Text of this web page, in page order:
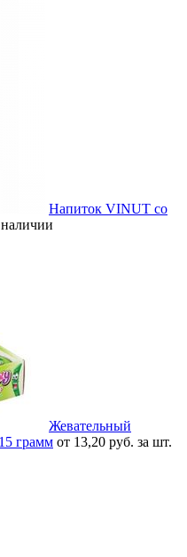
Напиток VINUT со
Жевательный
грамм от 13,20 руб. за шт.